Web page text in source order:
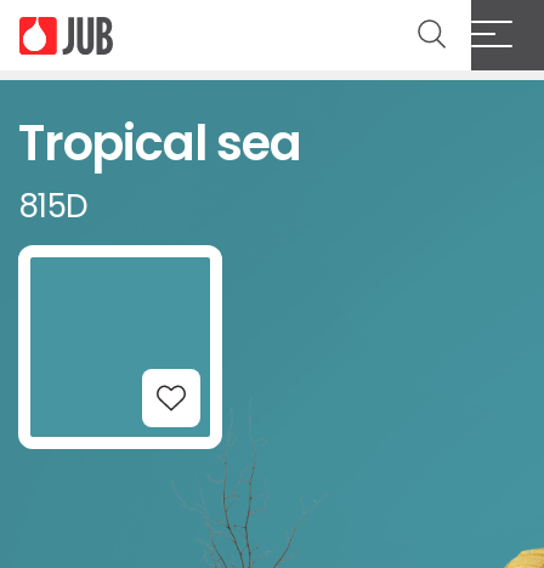
Tropical sea
815D
Add to Wishlist